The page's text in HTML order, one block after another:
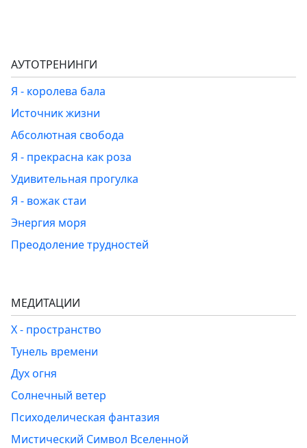
АУТОТРЕНИНГИ
Я - королева бала
Источник жизни
Абсолютная свобода
Я - прекрасна как роза
Удивительная прогулка
Я - вожак стаи
Энергия моря
Преодоление трудностей
МЕДИТАЦИИ
Х - пространство
Тунель времени
Дух огня
Солнечный ветер
Психоделическая фантазия
Мистический Символ Вселенной